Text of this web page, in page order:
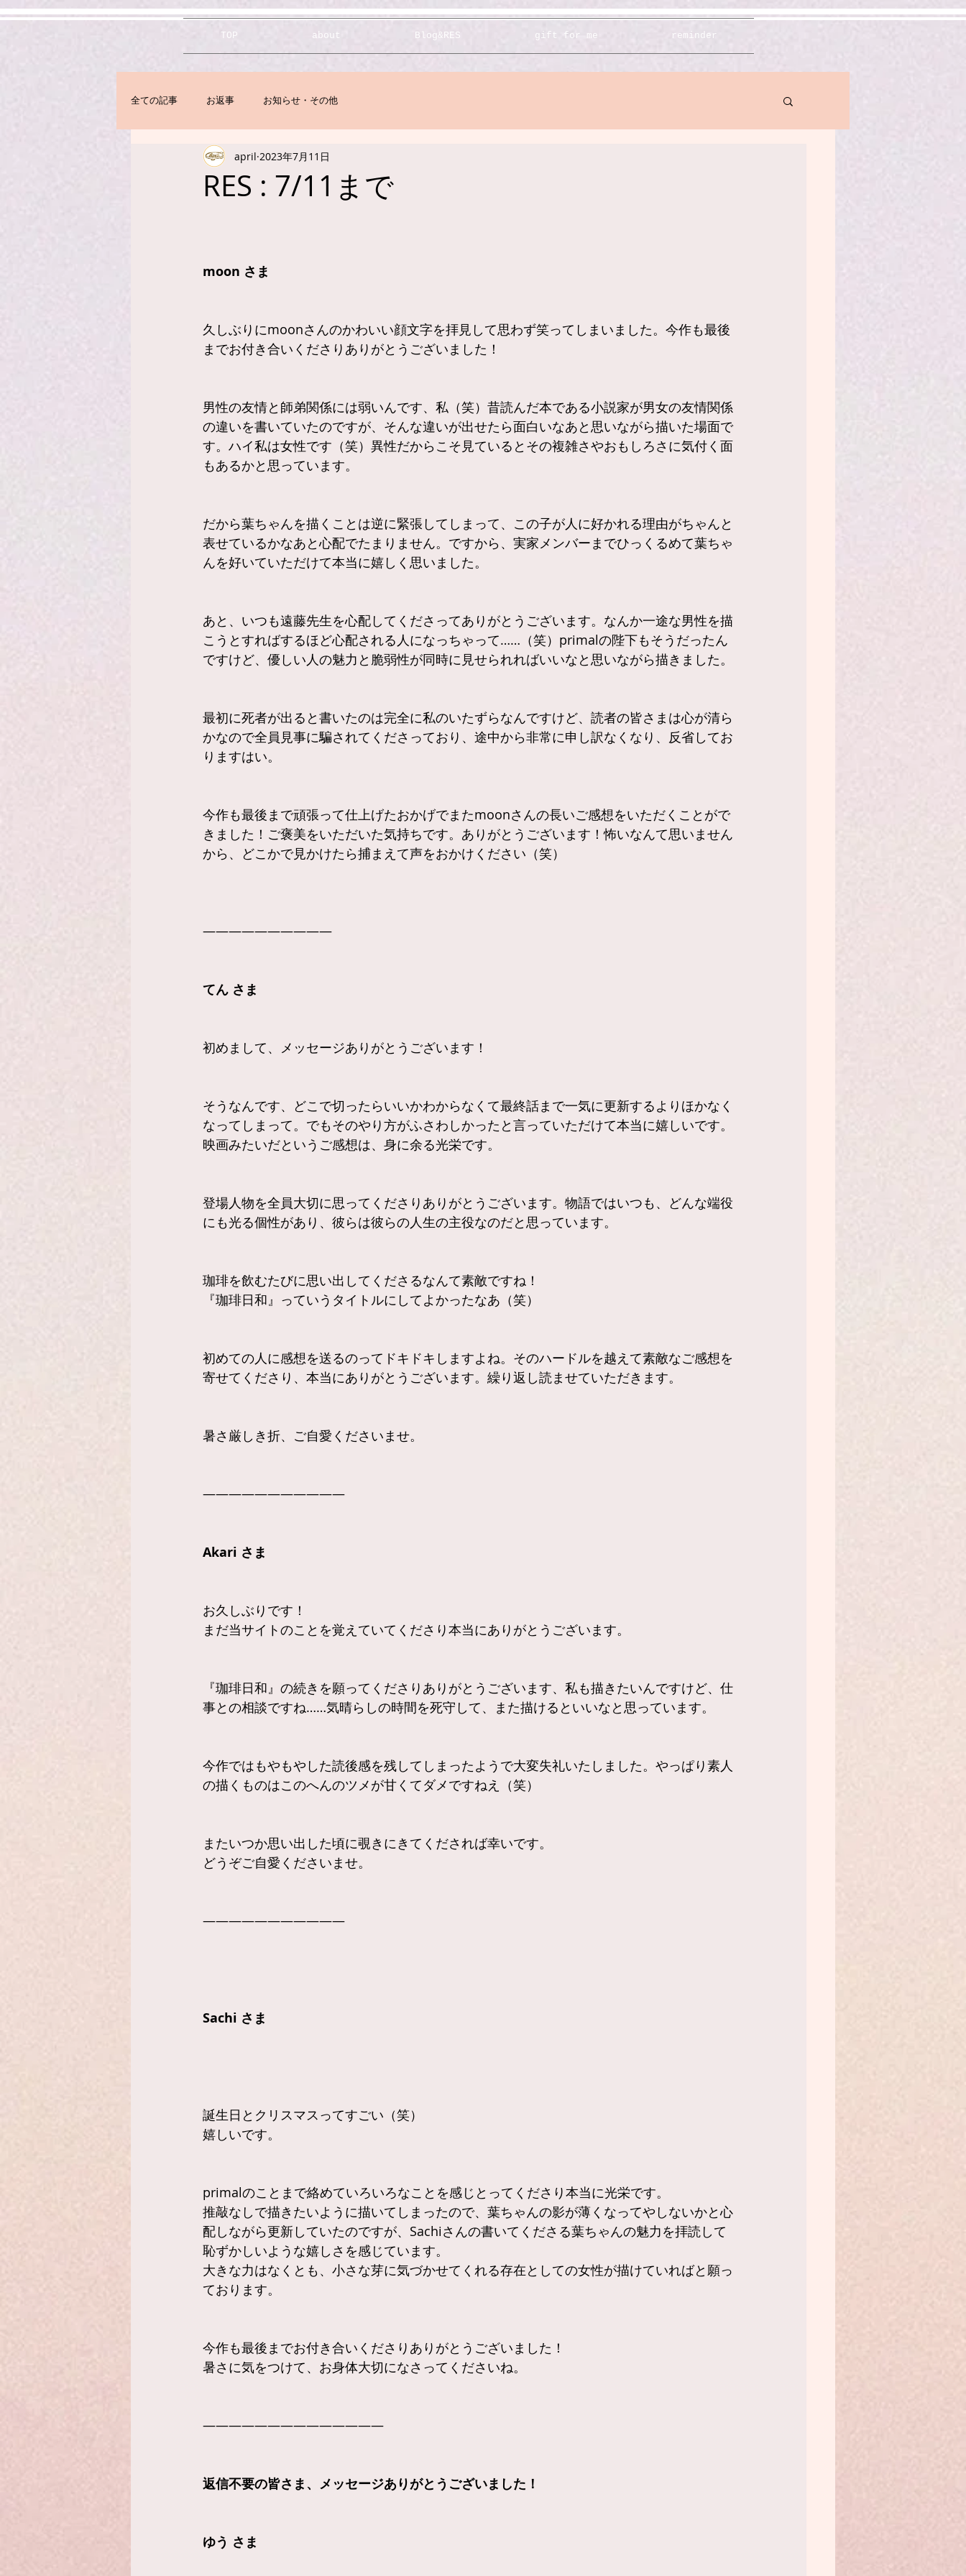
TOP about Blog&RES gift for me reminder
全ての記事 お返事 お知らせ・その他
RES : 7/11まで
april 2023年7月11日
moon さま
久しぶりにmoonさんのかわいい顔文字を拝見して思わず笑ってしまいました。今作も最後
までお付き合いくださりありがとうございました！
男性の友情と師弟関係には弱いんです、私（笑）昔読んだ本である小説家が男女の友情関係
の違いを書いていたのですが、そんな違いが出せたら面白いなあと思いながら描いた場面で
す。ハイ私は女性です（笑）異性だからこそ見ているとその複雑さやおもしろさに気付く面
もあるかと思っています。
だから葉ちゃんを描くことは逆に緊張してしまって、この子が人に好かれる理由がちゃんと
表せているかなあと心配でたまりません。ですから、実家メンバーまでひっくるめて葉ちゃ
んを好いていただけて本当に嬉しく思いました。
あと、いつも遠藤先生を心配してくださってありがとうございます。なんか一途な男性を描
こうとすればするほど心配される人になっちゃって……（笑）primalの陛下もそうだったん
ですけど、優しい人の魅力と脆弱性が同時に見せられればいいなと思いながら描きました。
最初に死者が出ると書いたのは完全に私のいたずらなんですけど、読者の皆さまは心が清ら
かなので全員見事に騙されてくださっており、途中から非常に申し訳なくなり、反省してお
りますはい。
今作も最後まで頑張って仕上げたおかげでまたmoonさんの長いご感想をいただくことがで
きました！ご褒美をいただいた気持ちです。ありがとうございます！怖いなんて思いません
から、どこかで見かけたら捕まえて声をおかけください（笑）
——————————
てん さま
初めまして、メッセージありがとうございます！
そうなんです、どこで切ったらいいかわからなくて最終話まで一気に更新するよりほかなく
なってしまって。でもそのやり方がふさわしかったと言っていただけて本当に嬉しいです。
映画みたいだというご感想は、身に余る光栄です。
登場人物を全員大切に思ってくださりありがとうございます。物語ではいつも、どんな端役
にも光る個性があり、彼らは彼らの人生の主役なのだと思っています。
珈琲を飲むたびに思い出してくださるなんて素敵ですね！
『珈琲日和』っていうタイトルにしてよかったなあ（笑）
初めての人に感想を送るのってドキドキしますよね。そのハードルを越えて素敵なご感想を
寄せてくださり、本当にありがとうございます。繰り返し読ませていただきます。
暑さ厳しき折、ご自愛くださいませ。
———————————
Akari さま
お久しぶりです！
まだ当サイトのことを覚えていてくださり本当にありがとうございます。
『珈琲日和』の続きを願ってくださりありがとうございます、私も描きたいんですけど、仕
事との相談ですね……気晴らしの時間を死守して、また描けるといいなと思っています。
今作ではもやもやした読後感を残してしまったようで大変失礼いたしました。やっぱり素人
の描くものはこのへんのツメが甘くてダメですねえ（笑）
またいつか思い出した頃に覗きにきてくだされば幸いです。
どうぞご自愛くださいませ。
———————————
Sachi さま
誕生日とクリスマスってすごい（笑）
嬉しいです。
primalのことまで絡めていろいろなことを感じとってくださり本当に光栄です。
推敲なしで描きたいように描いてしまったので、葉ちゃんの影が薄くなってやしないかと心
配しながら更新していたのですが、Sachiさんの書いてくださる葉ちゃんの魅力を拝読して
恥ずかしいような嬉しさを感じています。
大きな力はなくとも、小さな芽に気づかせてくれる存在としての女性が描けていればと願っ
ております。
今作も最後までお付き合いくださりありがとうございました！
暑さに気をつけて、お身体大切になさってくださいね。
——————————————
返信不要の皆さま、メッセージありがとうございました！
ゆう さま